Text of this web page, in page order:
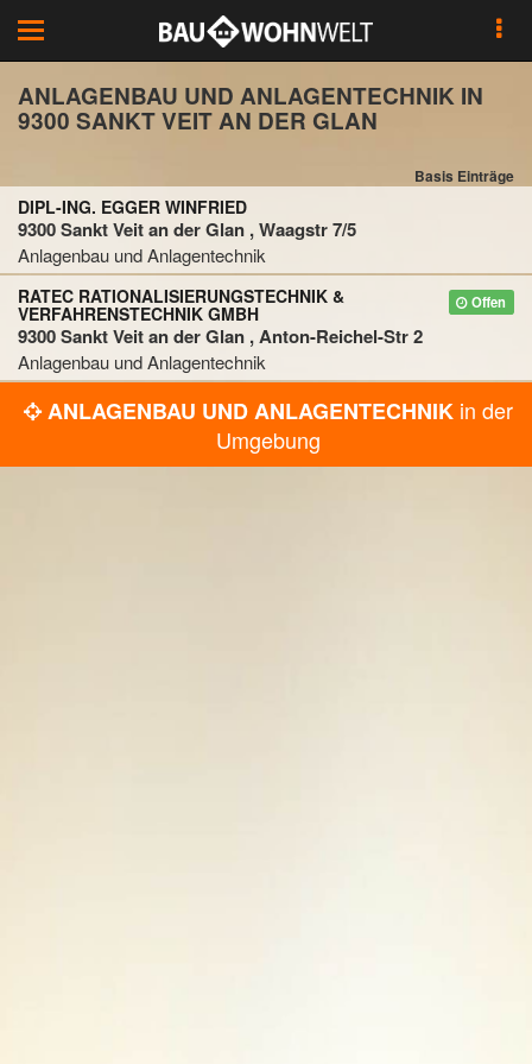
Toggle
navigation
ANLAGENBAU UND ANLAGENTECHNIK IN
9300 SANKT VEIT AN DER GLAN
Basis Einträge
DIPL-ING. EGGER WINFRIED
9300 Sankt Veit an der Glan , Waagstr 7/5
Anlagenbau und Anlagentechnik
Offen
RATEC RATIONALISIERUNGSTECHNIK &
VERFAHRENSTECHNIK GMBH
9300 Sankt Veit an der Glan , Anton-Reichel-Str 2
Anlagenbau und Anlagentechnik
ANLAGENBAU UND ANLAGENTECHNIK in der
Umgebung